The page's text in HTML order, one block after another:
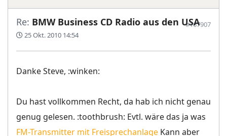
Re: BMW Business CD Radio aus den USA
25 Okt. 2010 14:54
#167907
Danke Steve, :winken:
Du hast vollkommen Recht, da hab ich nicht genau
genug gelesen. :toothbrush: Evtl. wäre das ja was
FM-Transmitter mit Freisprechanlage Kann aber